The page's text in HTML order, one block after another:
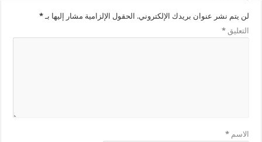
لن يتم نشر عنوان بريدك الإلكتروني. الحقول الإلزامية مشار إليها بـ*
التعليق*
الاسم*